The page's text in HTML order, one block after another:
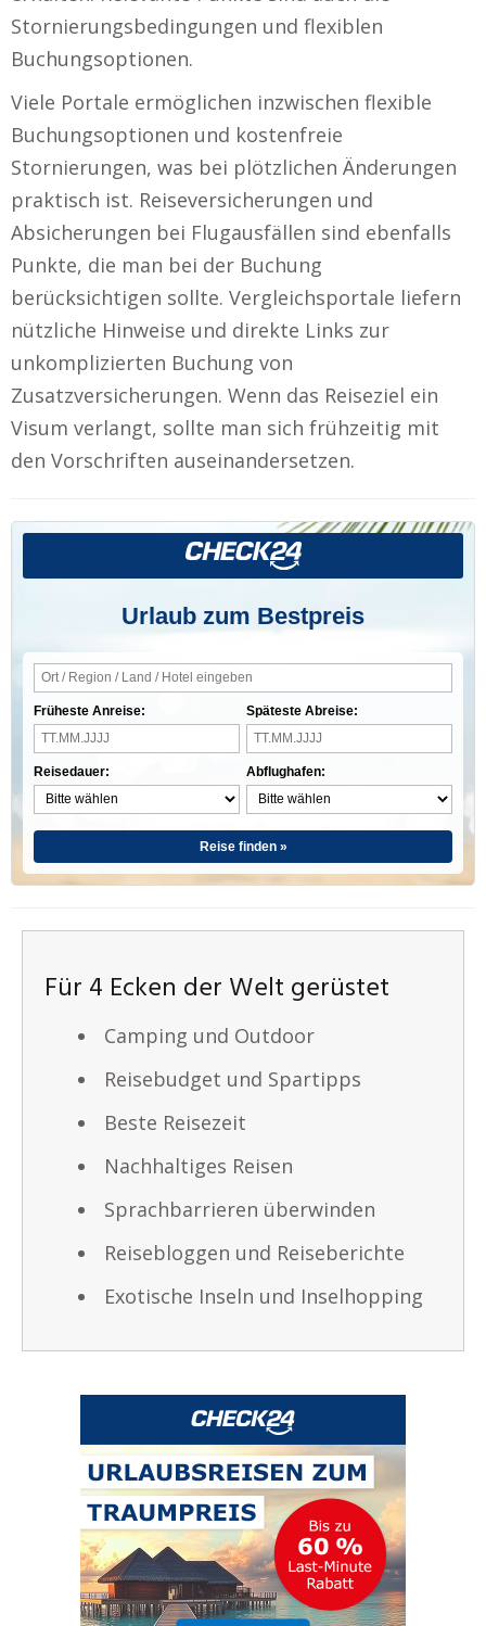
Stornierungsbedingungen und flexiblen
Buchungsoptionen.
Viele Portale ermöglichen inzwischen flexible
Buchungsoptionen und kostenfreie
Stornierungen, was bei plötzlichen Änderungen
praktisch ist. Reiseversicherungen und
Absicherungen bei Flugausfällen sind ebenfalls
Punkte, die man bei der Buchung
berücksichtigen sollte. Vergleichsportale liefern
nützliche Hinweise und direkte Links zur
unkomplizierten Buchung von
Zusatzversicherungen. Wenn das Reiseziel ein
Visum verlangt, sollte man sich frühzeitig mit
den Vorschriften auseinandersetzen.
Urlaub zum Bestpreis
Früheste Anreise:
Reisedauer:
Späteste Abreise:
Abflughafen:
Reise finden »
Für 4 Ecken der Welt gerüstet
Camping und Outdoor
Reisebudget und Spartipps
Beste Reisezeit
Nachhaltiges Reisen
Sprachbarrieren überwinden
Reisebloggen und Reiseberichte
Exotische Inseln und Inselhopping